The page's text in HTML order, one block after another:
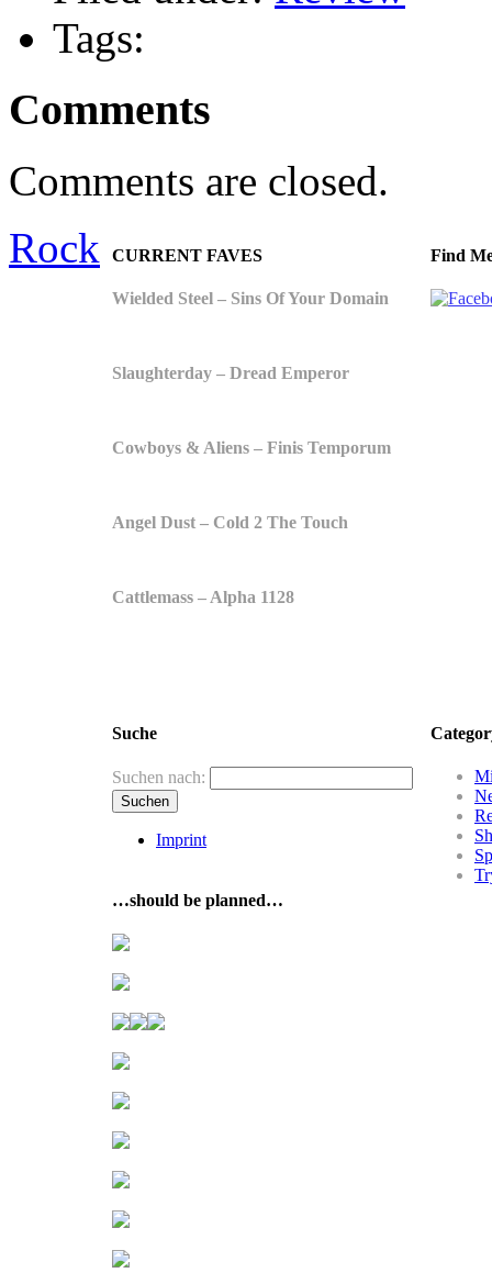
Tags:
Comments
Comments are closed.
Find
CURRENT FAVES
Wielded Steel – Sins Of Your Domain
Slaughterday – Dread Emperor
Cowboys & Aliens – Finis Temporum
Angel Dust – Cold 2 The Touch
Cattlemass – Alpha 1128
Suche
Suchen nach:
Imprint
…should be planned…
Rock